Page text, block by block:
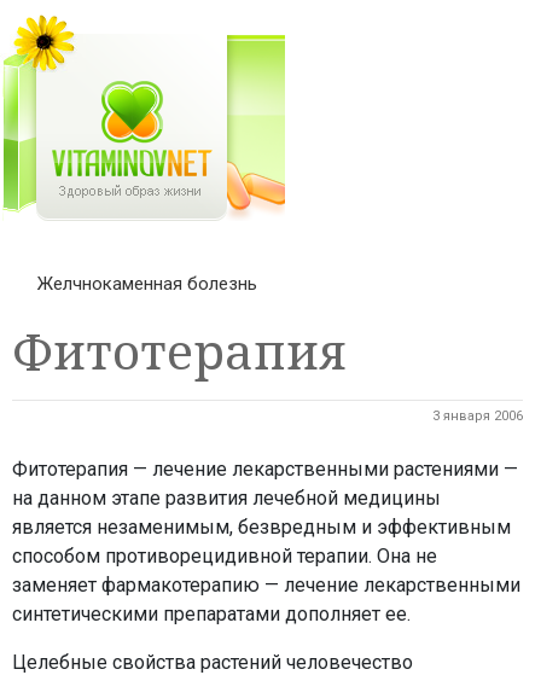
Желчнокаменная болезнь
Фитотерапия
3 января 2006
Фитотерапия — лечение лекарственными растениями —
на данном этапе развития лечебной медицины
является незаменимым, безвредным и эффективным
способом противорецидивной терапии. Она не
заменяет фармакотерапию — лечение лекарственными
синтетическими препаратами дополняет ее.
Целебные свойства растений человечество